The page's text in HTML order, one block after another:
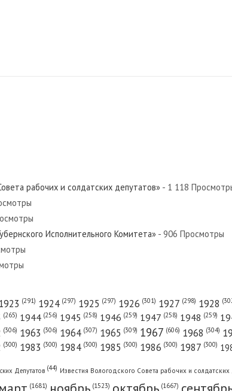
рабочих и солдатских депутатов» - 1 118
Исполнительного Комитета» - 906 Просмотры
(291) 1924 (297) 1925 (297) 1926 (301) 1927 (298) 1928
(265) 1944 (256) 1945 (258) 1946 (259) 1947 (258) 1948 (259)
(306) 1963 (306) 1964 (307) 1965 (309) 1967 (606) 1968 (304)
(300) 1983 (300) 1984 (300) 1985 (300) 1986 (300) 1987 (300)
Депутатов (44) Известия Вологодского Совета рабочих и солдатских
(1681) (1523) (1667)